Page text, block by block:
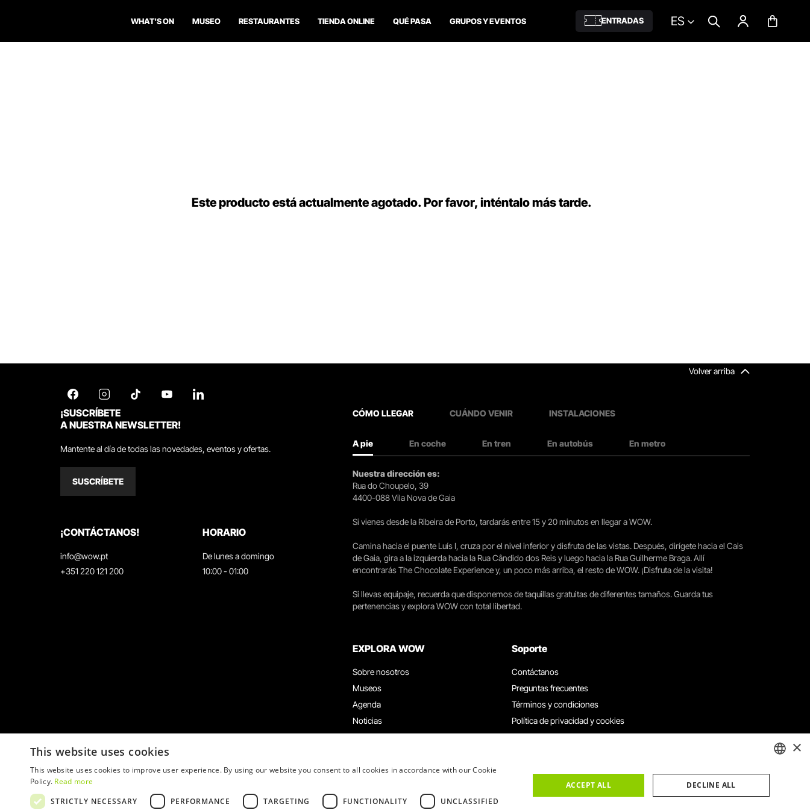
WHAT'S ON MUSEO RESTAURANTES TIENDA ONLINE QUÉ PASA GRUPOS Y EVENTOS ENTRADAS ES
Este producto está actualmente agotado. Por favor, inténtalo más tarde.
Volver arriba
¡SUSCRÍBETE
A NUESTRA NEWSLETTER!
Mantente al día de todas las novedades, eventos y ofertas.
SUSCRÍBETE
¡CONTÁCTANOS!
info@wow.pt
+351 220 121 200
HORARIO
De lunes a domingo
10:00 - 01:00
CÓMO LLEGAR CUÁNDO VENIR INSTALACIONES
A pie En coche En tren En autobús En metro
Nuestra dirección es:
Rua do Choupelo, 39
4400-088 Vila Nova de Gaia
Si vienes desde la Ribeira de Porto, tardarás entre 15 y 20 minutos en llegar a WOW.
Camina hacia el puente Luís I, cruza por el nivel inferior y disfruta de las vistas. Después, dirígete hacia el Cais
de Gaia, gira a la izquierda hacia la Rua Cândido dos Reis y luego hacia la Rua Guilherme Braga. Allí
encontrarás The Chocolate Experience y, un poco más arriba, el resto de WOW. ¡Disfruta de la visita!
Si llevas equipaje, recuerda que disponemos de taquillas gratuitas de diferentes tamaños. Guarda tus
pertenencias y explora WOW con total libertad.
EXPLORA WOW
Sobre nosotros
Museos
Agenda
Noticias
Restaurantes
Grupos y eventos
Soporte
Contáctanos
Preguntas frecuentes
Términos y condiciones
Política de privacidad y cookies
Trabaja con nosotros
×
This website uses cookies
This website uses cookies to improve user experience. By using our website you consent to all cookies in accordance with our Cookie
Policy. Read more
STRICTLY NECESSARY
PERFORMANCE TARGETING FUNCTIONALITY UNCLASSIFIED
ACCEPT ALL DECLINE ALL